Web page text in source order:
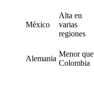
México
Alta en
varias
regiones
Alemania
Menor que
Colombia